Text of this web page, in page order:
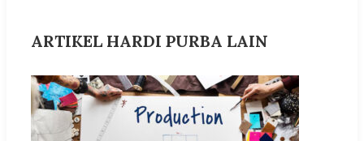
ARTIKEL HARDI PURBA LAIN